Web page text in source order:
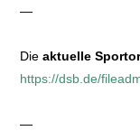
—
Dieaktuelle
https://dsb.de/
—